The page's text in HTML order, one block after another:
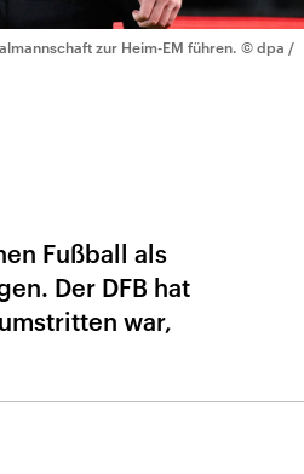
zur Heim-EM führen. © dpa /
Fußball als
Der DFB hat
war,